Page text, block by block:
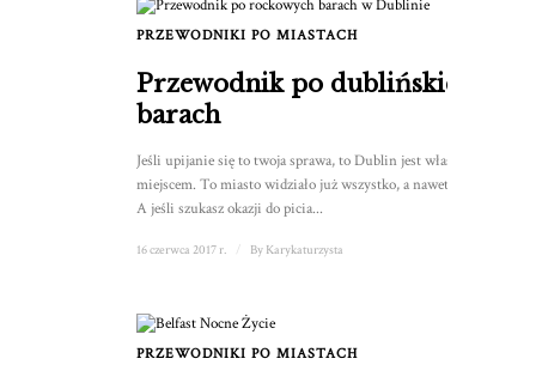
PRZEWODNIKI PO MIASTACH
Przewodnik po dublińskich
barach
Jeśli upijanie się to twoja sprawa, to Dublin jest właściwym
miejscem. To miasto widziało już wszystko, a nawet więcej.
A jeśli szukasz okazji do picia...
16 czerwca 2017 r. By Karykaturzysta
PRZEWODNIKI PO MIASTACH